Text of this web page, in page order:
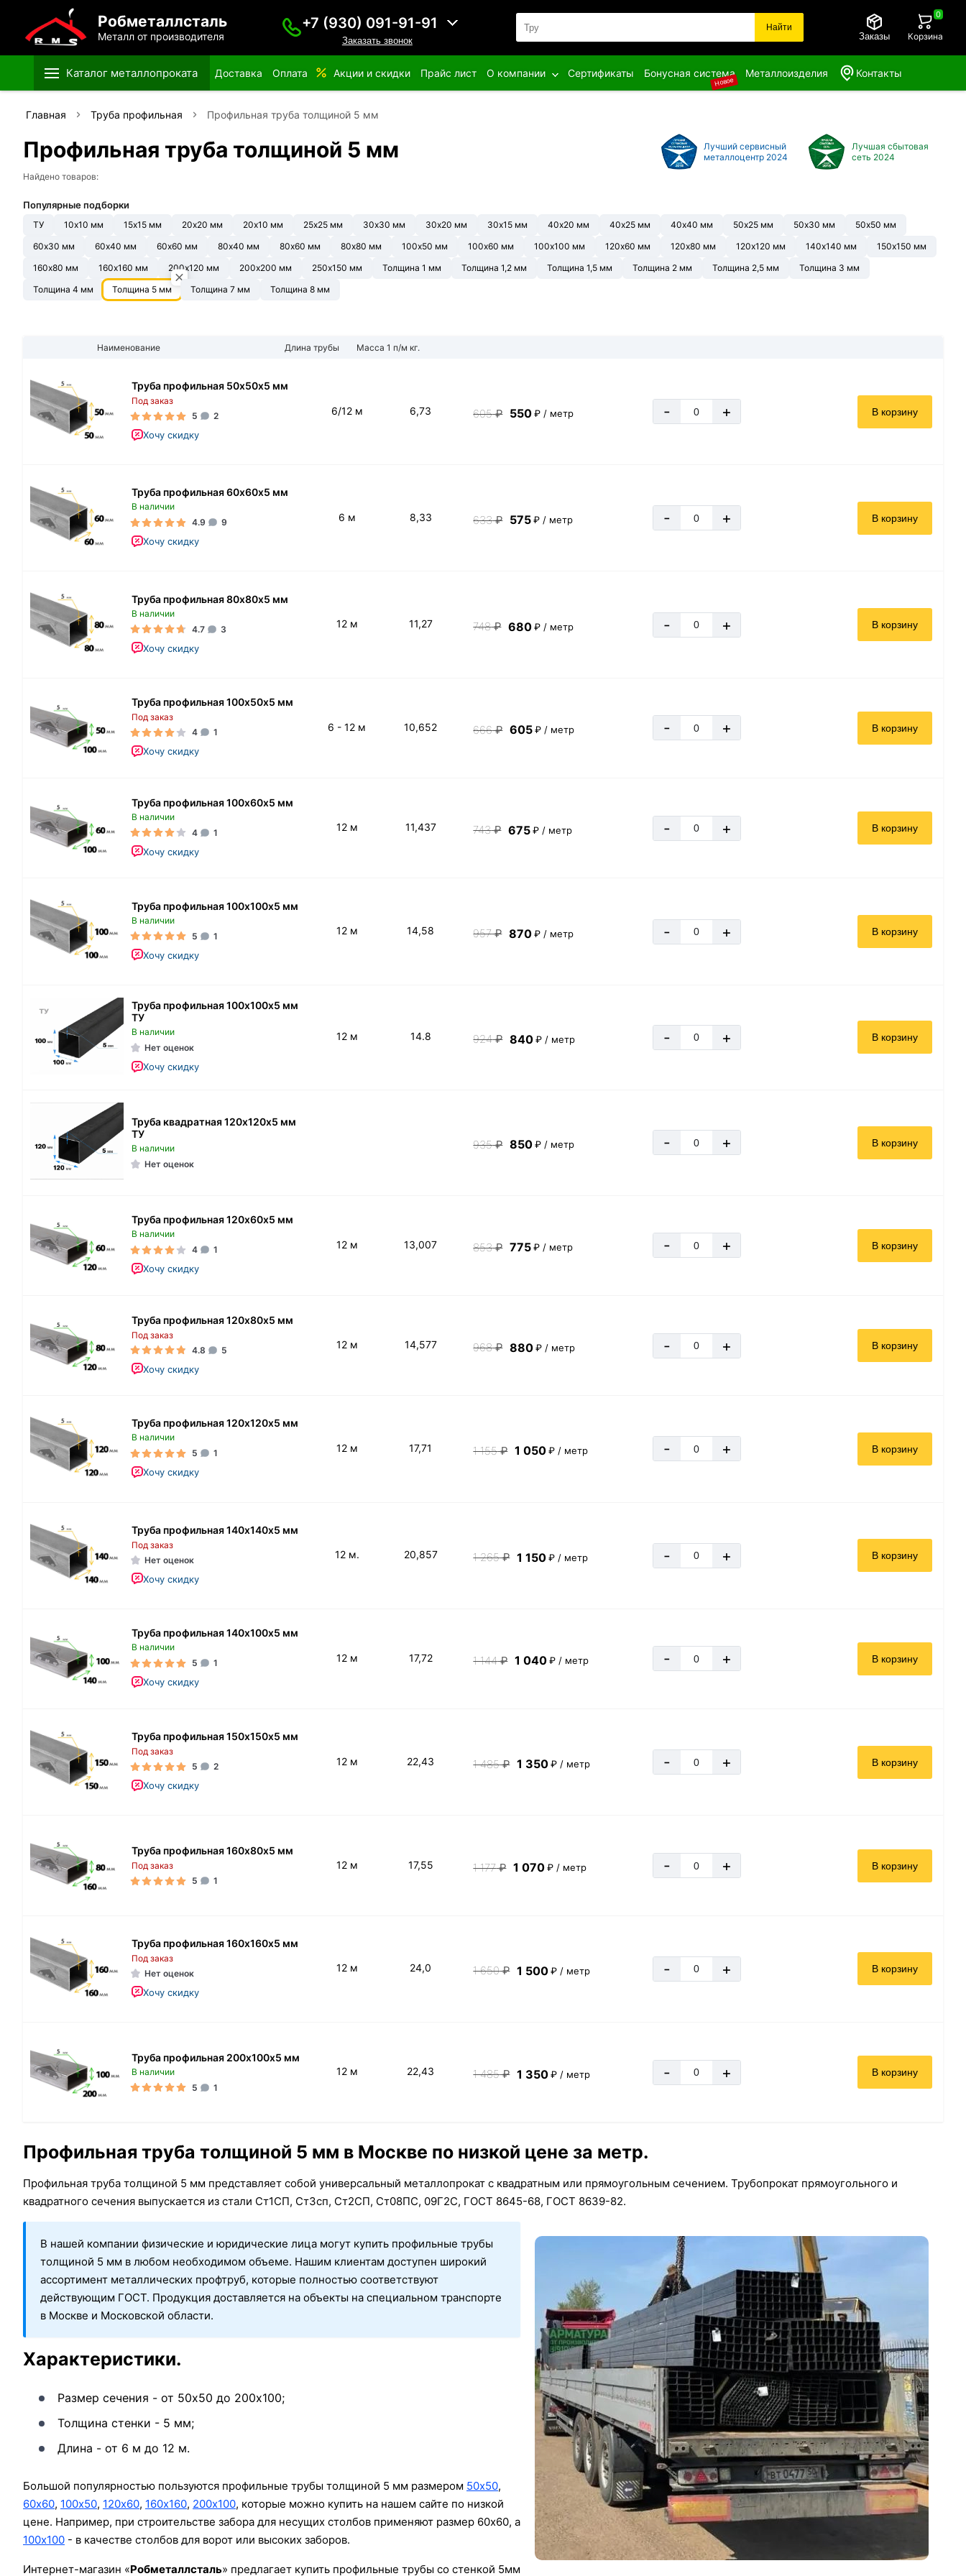
Робметаллсталь
Металл от производителя
+7 (930) 091-91-91
Заказать звонок
Найти
Заказы Корзина
0
Каталог металлопроката Доставка Оплата Акции и скидки Прайс лист О компании Сертификаты Бонусная система
Новое
Металлоизделия Контакты
Главная Труба профильная Профильная труба толщиной 5 мм
Профильная труба толщиной 5 мм
Найдено товаров:
Популярные подборки
ТУ 10х10 мм 15х15 мм 20х20 мм 20х10 мм 25х25 мм 30х30 мм 30х20 мм 30х15 мм 40х20 мм 40х25 мм 40х40 мм 50х25 мм 50х30 мм
50х50 мм
60х30 мм
60х40 мм 60х60 мм 80х40 мм 80х60 мм 80х80 мм 100х50 мм 100х60 мм 100х100 мм 120х60 мм 120х80 мм 120х120 мм 140х140 мм
150х150 мм
160х80 мм
160х160 мм 200х120 мм 200х200 мм 250х150 мм Толщина 1 мм Толщина 1,2 мм Толщина 1,5 мм Толщина 2 мм Толщина 2,5 мм
Толщина 3 мм
Толщина 4 мм
Толщина 5 мм Толщина 7 мм Толщина 8 мм
Лучший сервисный
металлоцентр 2024
Лучшая сбытовая
сеть 2024
Наименование Длина трубы Масса 1 п/м кг.
Труба профильная 50х50х5 мм
Под заказ
5
2
Хочу скидку
6/12 м 6,73 605₽ 550 ₽ / метр - + В корзину
Труба профильная 60х60х5 мм
В наличии
4.9
9
Хочу скидку
6 м 8,33 633₽ 575 ₽ / метр - + В корзину
Труба профильная 80х80х5 мм
В наличии
4.7
3
Хочу скидку
12 м 11,27 748₽ 680 ₽ / метр - + В корзину
Труба профильная 100х50х5 мм
Под заказ
4
1
Хочу скидку
6 - 12 м 10,652 666₽ 605 ₽ / метр - + В корзину
Труба профильная 100х60х5 мм
В наличии
4
1
Хочу скидку
12 м 11,437 743₽ 675 ₽ / метр - + В корзину
Труба профильная 100х100х5 мм
В наличии
5
1
Хочу скидку
12 м 14,58 957₽ 870 ₽ / метр - + В корзину
Труба профильная 100х100х5 мм
ТУ
В наличии
Нет оценок
Хочу скидку
12 м 14.8 924₽ 840 ₽ / метр - + В корзину
Труба квадратная 120х120х5 мм
ТУ
В наличии
Нет оценок
935₽ 850 ₽ / метр - + В корзину
Труба профильная 120х60х5 мм
В наличии
4
1
Хочу скидку
12 м 13,007 853₽ 775 ₽ / метр - + В корзину
Труба профильная 120х80х5 мм
Под заказ
4.8
5
Хочу скидку
12 м 14,577 968₽ 880 ₽ / метр - + В корзину
Труба профильная 120х120х5 мм
В наличии
5
1
Хочу скидку
12 м 17,71 1 155₽ 1 050 ₽ / метр - + В корзину
Труба профильная 140х140х5 мм
Под заказ
Нет оценок
Хочу скидку
12 м. 20,857 1 265₽ 1 150 ₽ / метр - + В корзину
Труба профильная 140х100х5 мм
В наличии
5
1
Хочу скидку
12 м 17,72 1 144₽ 1 040 ₽ / метр - + В корзину
Труба профильная 150х150х5 мм
Под заказ
5
2
Хочу скидку
12 м 22,43 1 485₽ 1 350 ₽ / метр - + В корзину
Труба профильная 160х80х5 мм
Под заказ
5
1
12 м 17,55 1 177₽ 1 070 ₽ / метр - + В корзину
Труба профильная 160х160х5 мм
Под заказ
Нет оценок
Хочу скидку
12 м 24,0 1 650₽ 1 500 ₽ / метр - + В корзину
Труба профильная 200х100х5 мм
В наличии
5
1
12 м 22,43 1 485₽ 1 350 ₽ / метр - + В корзину
Профильная труба толщиной 5 мм в Москве по низкой цене за метр.
Профильная труба толщиной 5 мм представляет собой универсальный металлопрокат с квадратным или прямоугольным сечением. Трубопрокат прямоугольного и
квадратного сечения выпускается из стали Ст1СП, Ст3сп, Cт2СП, Ст08ПС, 09Г2С, ГОСТ 8645-68, ГОСТ 8639-82.
В нашей компании физические и юридические лица могут купить профильные трубы
толщиной 5 мм в любом необходимом объеме. Нашим клиентам доступен широкий
ассортимент металлических профтруб, которые полностью соответствуют
действующим ГОСТ. Продукция доставляется на объекты на специальном транспорте
в Москве и Московской области.
Характеристики.
Размер сечения - от 50х50 до 200х100;
Толщина стенки - 5 мм;
Длина - от 6 м до 12 м.
Большой популярностью пользуются профильные трубы толщиной 5 мм размером 50х50,
60х60, 100х50, 120х60, 160х160, 200х100, которые можно купить на нашем сайте по низкой
цене. Например, при строительстве забора для несущих столбов применяют размер 60х60, а
100х100 - в качестве столбов для ворот или высоких заборов.
Интернет-магазин «Робметаллсталь» предлагает купить профильные трубы со стенкой 5мм